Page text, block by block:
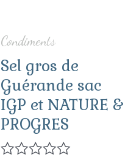
Condiments
Sel gros de
Guérande sac
IGP et NATURE &
PROGRES